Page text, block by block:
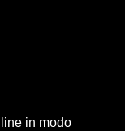
in modo